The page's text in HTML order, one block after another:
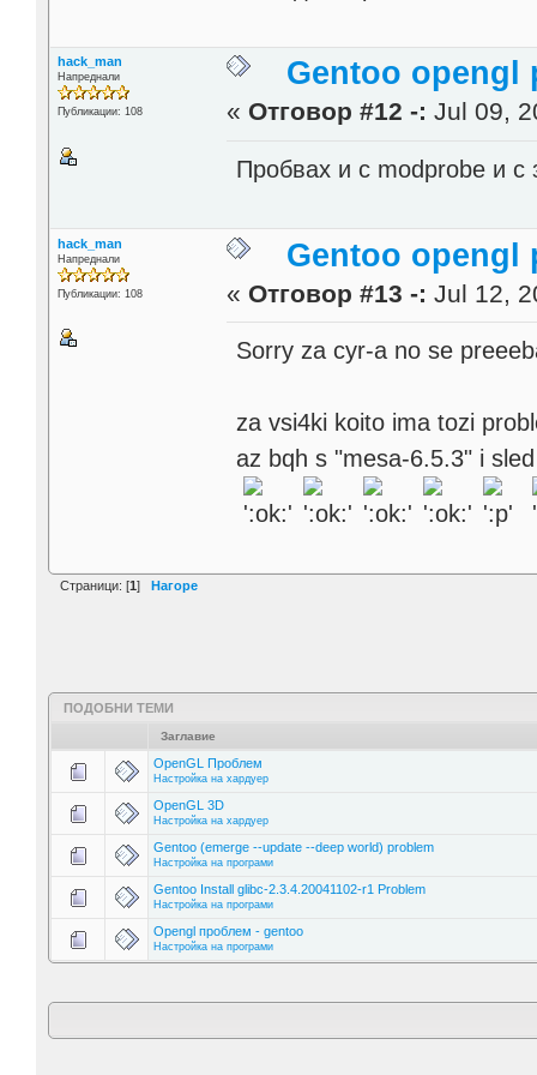
hack_man
Напреднали
Публикации: 108
Gentoo opengl
« Отговор #12 -: Jul 09,
Пробвах и с modprobe и с
hack_man
Напреднали
Публикации: 108
Gentoo opengl
« Отговор #13 -: Jul 12,
Sorry za cyr-a no se
za vsi4ki koito ima tozi
az bqh s "mesa-6.5.3" i
Страници: [1 ] Нагоре
ПОДОБНИ ТЕМИ
Заглавие
OpenGL Проблем
Настройка на хардуер
OpenGL 3D
Настройка на хардуер
Gentoo (emerge --update --deep world) problem
Настройка на програми
Gentoo Install glibc-2.3.4.20041102-r1 Problem
Настройка на програми
Opengl проблем - gentoo
Настройка на програми